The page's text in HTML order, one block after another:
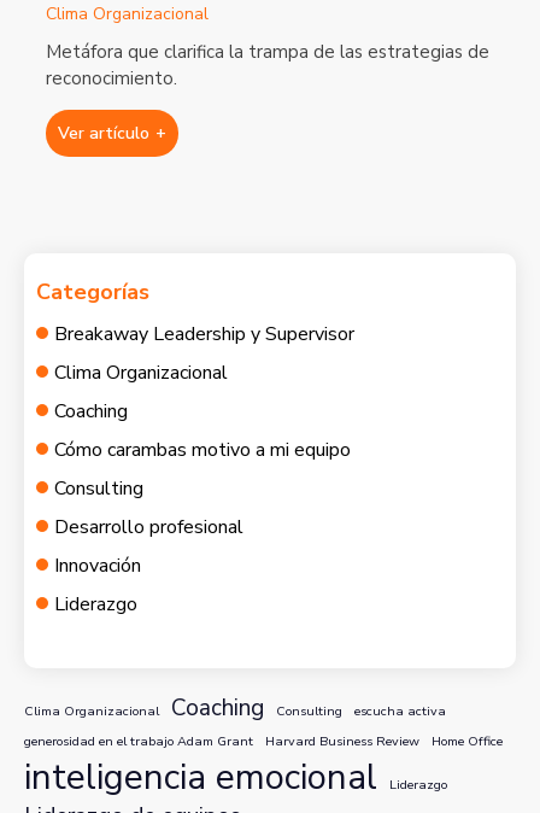
Clima Organizacional
Metáfora que clarifica la trampa de las estrategias de
reconocimiento.
Ver artículo +
Categorías
Breakaway Leadership y Supervisor
Clima Organizacional
Coaching
Cómo carambas motivo a mi equipo
Consulting
Desarrollo profesional
Innovación
Liderazgo
Clima Organizacional Coaching Consulting
escucha activa
generosidad en el trabajo Adam Grant
Harvard Business Review Home Office
inteligencia emocional Liderazgo